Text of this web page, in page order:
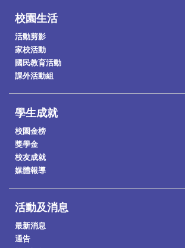
校園生活
活動剪影
家校活動
國民教育活動
課外活動組
學生成就
校園金榜
獎學金
校友成就
媒體報導
活動及消息
最新消息
通告